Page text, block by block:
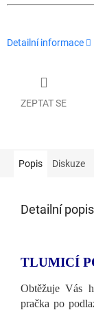
Detailní informace
ZEPTAT SE
Popis Diskuze
Detailní
TLUMICÍ
Obtěžuje Vás
pračka po